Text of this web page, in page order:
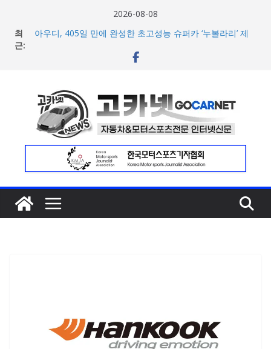
2026-08-08
최
근:
아우디, 405일 만에 완성한 초고성능 슈퍼카 ‘누볼라리’ 제
벤틀리, 첫 순수 전기 어반 럭셔리 SUV 토르칼 탑재될 ‘큐레
비 솔루션 제안
한온시스템, 캐나다 정부로부터 1,000만 캐나다달러 규모
지원 확보
넥센타이어 주최 ‘2026 스피드웨이 모터 페스티벌’ 3R 나이
트 페스티벌 8일 용인 개최